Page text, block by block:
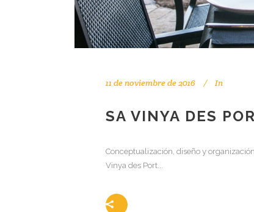
11 de noviembre de 2016 In
SA VINYA DES
Conceptualización, diseño y
Vinya des Port...